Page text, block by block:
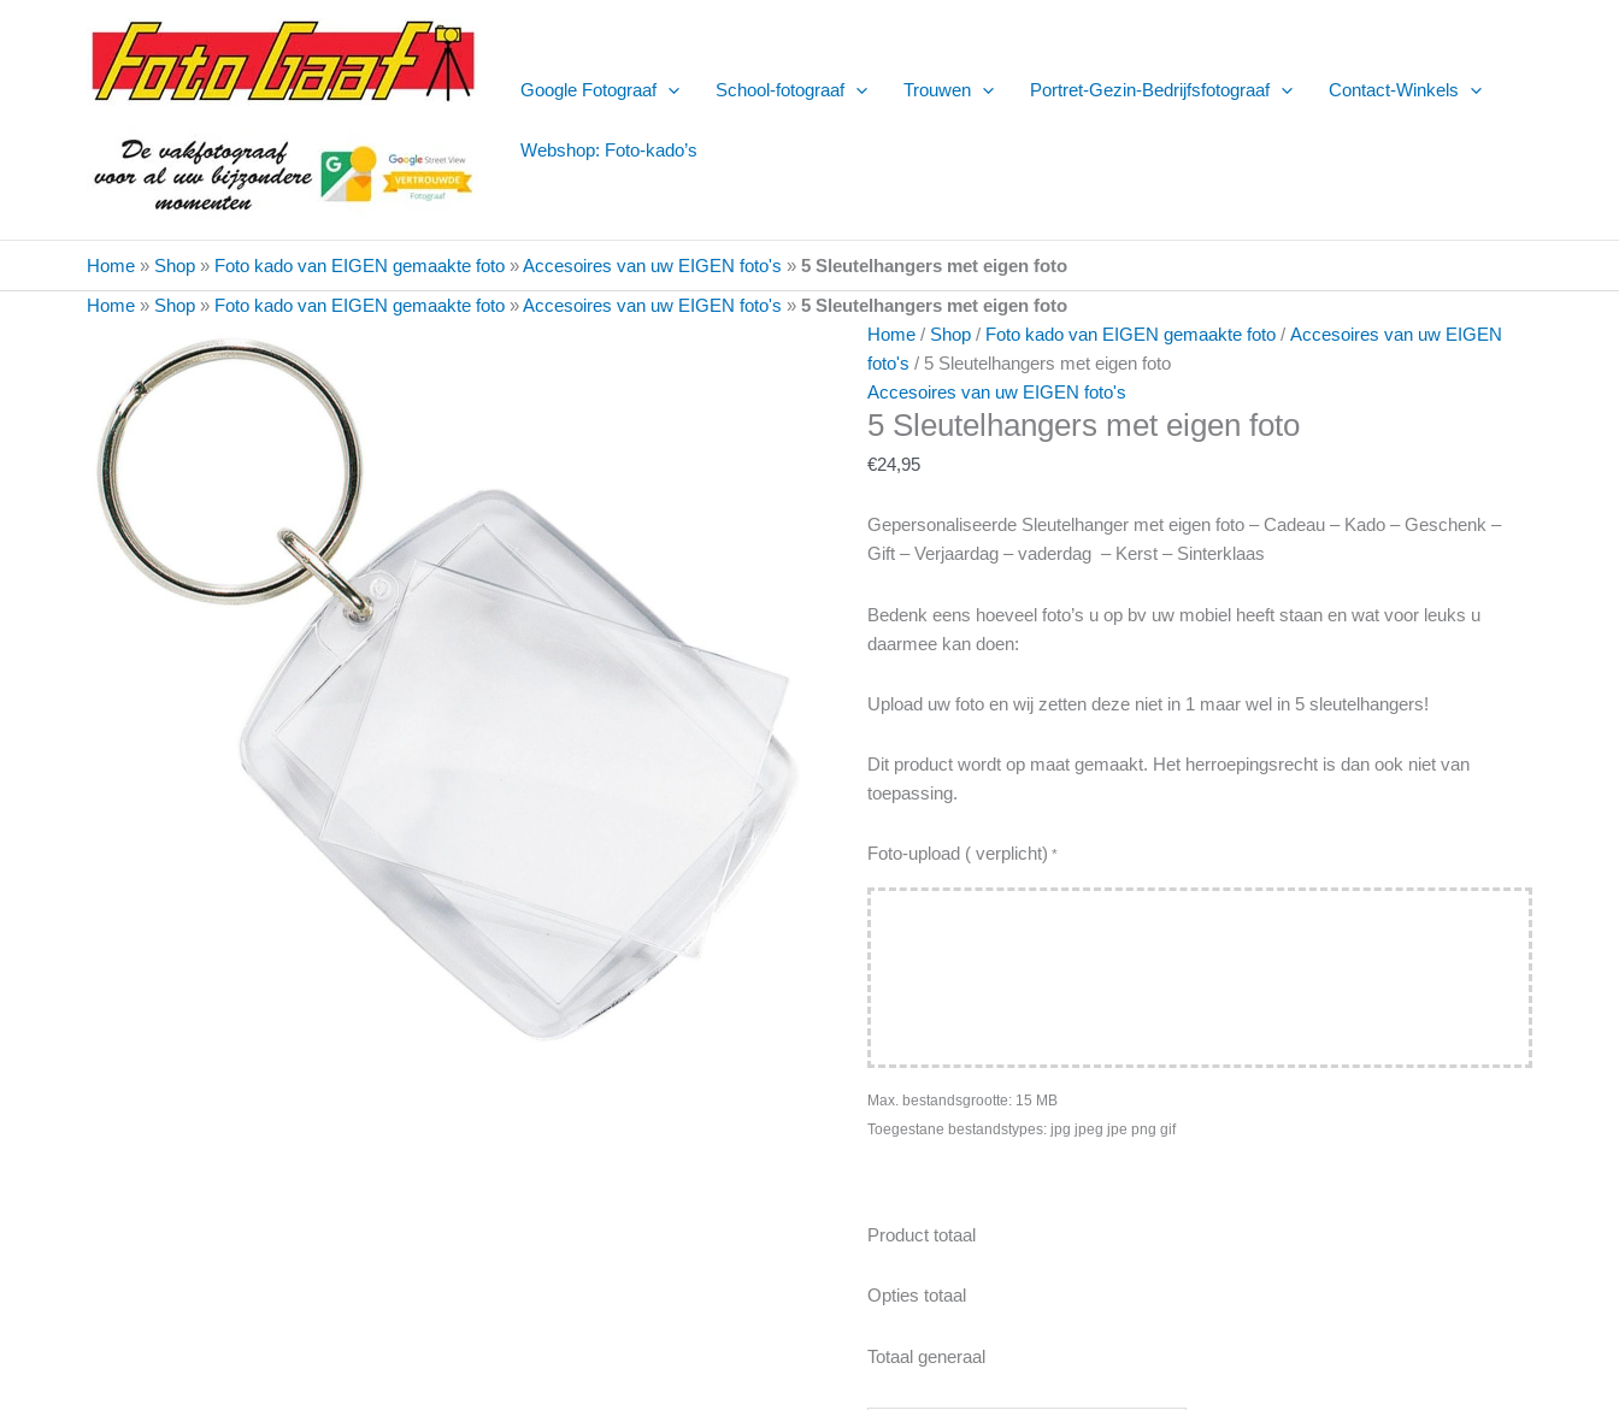
Google Fotograaf School-fotograaf Trouwen Portret-Gezin-Bedrijfsfotograaf Contact-Winkels
Webshop: Foto-kado’s
Home » Shop » Foto kado van EIGEN gemaakte foto »Accesoires van uw EIGEN foto's » 5 Sleutelhangers met eigen foto
Home » Shop » Foto kado van EIGEN gemaakte foto »Accesoires van uw EIGEN foto's » 5 Sleutelhangers met eigen foto
Home / Shop / Foto kado van EIGEN gemaakte foto / Accesoires van uw EIGEN
foto's / 5 Sleutelhangers met eigen foto
Accesoires van uw EIGEN foto's
5 Sleutelhangers met eigen foto
€24,95
Gepersonaliseerde Sleutelhanger met eigen foto – Cadeau – Kado – Geschenk –
Gift – Verjaardag – vaderdag – Kerst – Sinterklaas
Bedenk eens hoeveel foto’s u op bv uw mobiel heeft staan en wat voor leuks u
daarmee kan doen:
Upload uw foto en wij zetten deze niet in 1 maar wel in 5 sleutelhangers!
Dit product wordt op maat gemaakt. Het herroepingsrecht is dan ook niet van
toepassing.
Foto-upload ( verplicht) *
Max. bestandsgrootte: 15 MB
Toegestane bestandstypes: jpg jpeg jpe png gif
Product totaal
Opties totaal
Totaal generaal